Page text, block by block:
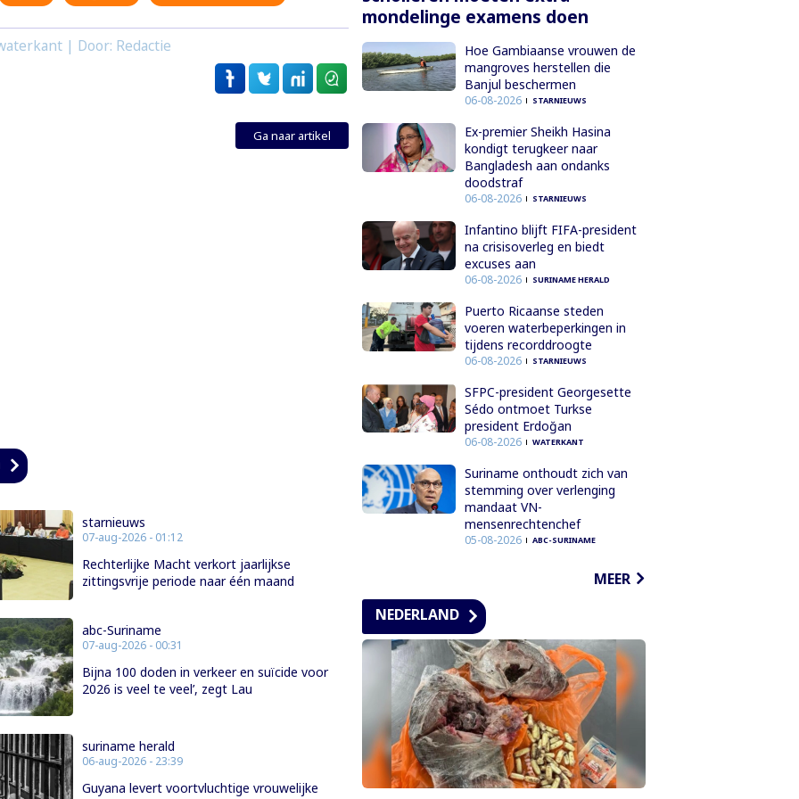
| Door: Redactie
Ga naar artikel
starnieuws
07-aug-2026 - 01:12
Rechterlijke Macht verkort jaarlijkse
zittingsvrije periode naar één maand
abc-Suriname
07-aug-2026 - 00:31
Bijna 100 doden in verkeer en suïcide voor
2026 is veel te veel’, zegt Lau
suriname herald
06-aug-2026 - 23:39
Guyana levert voortvluchtige vrouwelijke
mondelinge examens doen
Hoe Gambiaanse vrouwen de
mangroves herstellen die
Banjul beschermen
06-08-2026 STARNIEUWS
Ex-premier Sheikh Hasina
kondigt terugkeer naar
Bangladesh aan ondanks
doodstraf
06-08-2026 STARNIEUWS
Infantino blijft FIFA-president
na crisisoverleg en biedt
excuses aan
06-08-2026 SURINAME HERALD
Puerto Ricaanse steden
voeren waterbeperkingen in
tijdens recorddroogte
06-08-2026 STARNIEUWS
SFPC-president Georgesette
Sédo ontmoet Turkse
president Erdoğan
06-08-2026 WATERKANT
Suriname onthoudt zich van
stemming over verlenging
mandaat VN-
mensenrechtenchef
05-08-2026 ABC-SURINAME
MEER
NEDERLAND